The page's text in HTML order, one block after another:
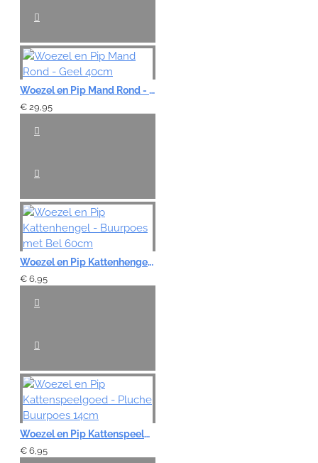
Woezel en Pip Mand Rond - Geel 40cm
€ 29,95
Woezel en Pip Kattenhengel - Buurpoes met Bel 60cm
€ 6,95
Woezel en Pip Kattenspeelgoed - Pluche Buurpoes 14cm
€ 6,95